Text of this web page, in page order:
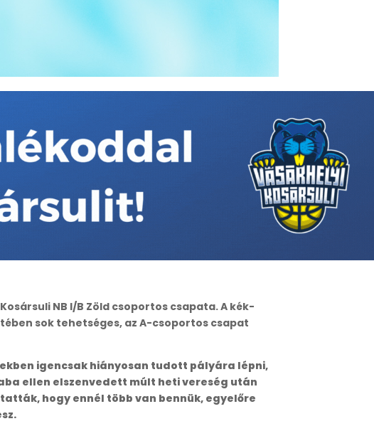
NB I/B Zöld csoportos csapata. A kék-
sok tehetséges, az A-csoportos csapat
igencsak hiányosan tudott pályára lépni,
ellen elszenvedett múlt heti vereség után
hogy ennél több van bennük, egyelőre